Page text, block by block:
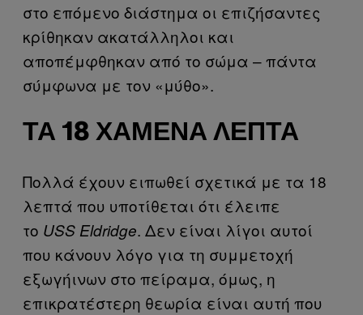
στο επόμενο διάστημα οι επιζήσαντες
κρίθηκαν ακατάλληλοι και
αποπέμφθηκαν από το σώμα – πάντα
σύμφωνα με τον «μύθο».
ΤΑ 18 ΧΑΜΈΝΑ ΛΕΠΤΆ
Πολλά έχουν ειπωθεί σχετικά με τα 18
λεπτά που υποτίθεται ότι έλειπε
το USS Eldridge. Δεν είναι λίγοι αυτοί
που κάνουν λόγο για τη συμμετοχή
εξωγήινων στο πείραμα, όμως, η
επικρατέστερη θεωρία είναι αυτή που